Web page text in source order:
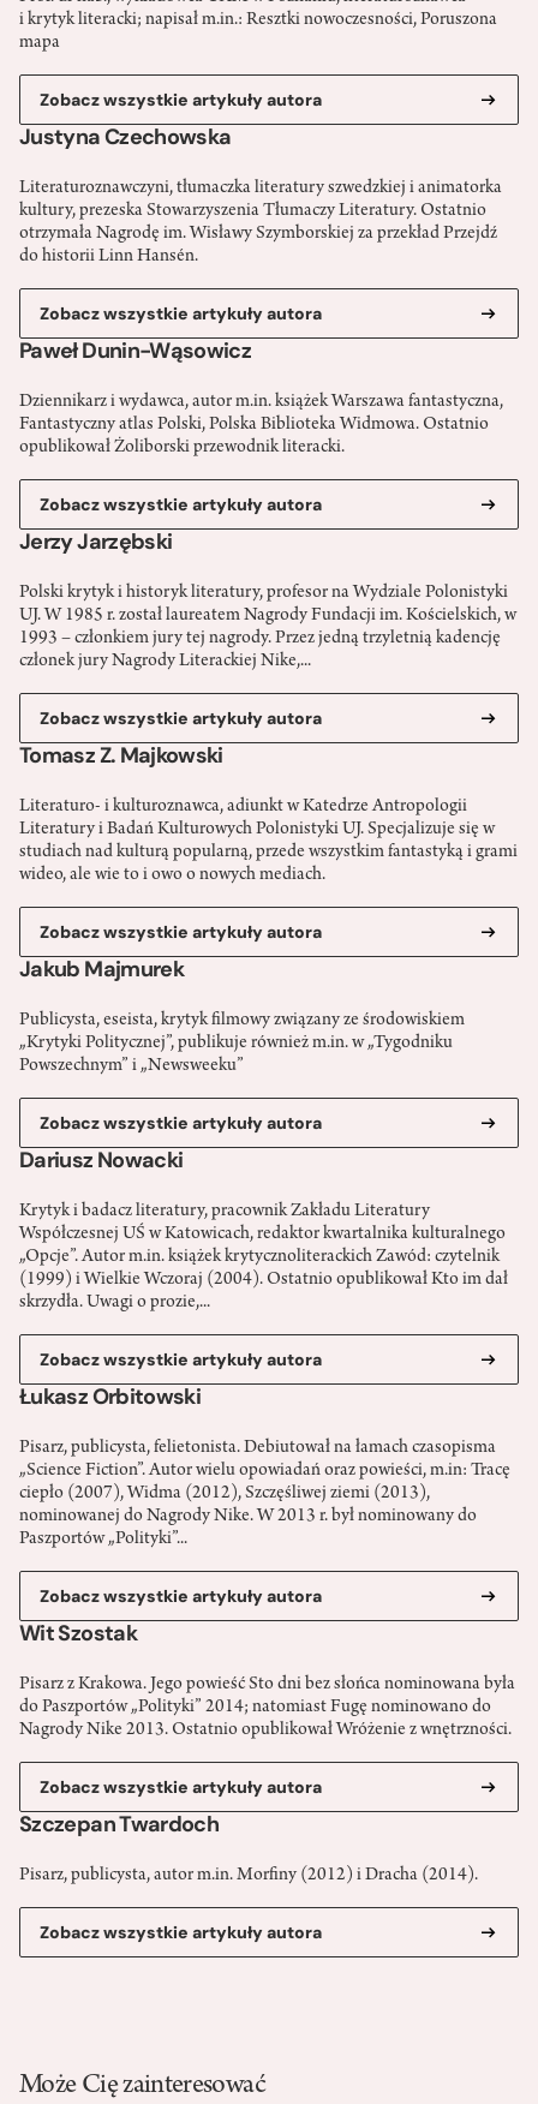
i krytyk literacki; napisał m.in.: Resztki nowoczesności, Poruszona
mapa
Zobacz wszystkie artykuły autora
Justyna Czechowska
Literaturoznawczyni, tłumaczka literatury szwedzkiej i animatorka
kultury, prezeska Stowarzyszenia Tłumaczy Literatury. Ostatnio
otrzymała Nagrodę im. Wisławy Szymborskiej za przekład Przejdź
do historii Linn Hansén.
Zobacz wszystkie artykuły autora
Paweł Dunin-Wąsowicz
Dziennikarz i wydawca, autor m.in. książek Warszawa fantastyczna,
Fantastyczny atlas Polski, Polska Biblioteka Widmowa. Ostatnio
opublikował Żoliborski przewodnik literacki.
Zobacz wszystkie artykuły autora
Jerzy Jarzębski
Polski krytyk i historyk literatury, profesor na Wydziale Polonistyki
UJ. W 1985 r. został laureatem Nagrody Fundacji im. Kościelskich, w
1993 – członkiem jury tej nagrody. Przez jedną trzyletnią kadencję
członek jury Nagrody Literackiej Nike,...
Zobacz wszystkie artykuły autora
Tomasz Z. Majkowski
Literaturo- i kulturoznawca, adiunkt w Katedrze Antropologii
Literatury i Badań Kulturowych Polonistyki UJ. Specjalizuje się w
studiach nad kulturą popularną, przede wszystkim fantastyką i grami
wideo, ale wie to i owo o nowych mediach.
Zobacz wszystkie artykuły autora
Jakub Majmurek
Publicysta, eseista, krytyk filmowy związany ze środowiskiem
„Krytyki Politycznej”, publikuje również m.in. w „Tygodniku
Powszechnym” i „Newsweeku”
Zobacz wszystkie artykuły autora
Dariusz Nowacki
Krytyk i badacz literatury, pracownik Zakładu Literatury
Współczesnej UŚ w Katowicach, redaktor kwartalnika kulturalnego
„Opcje”. Autor m.in. książek krytycznoliterackich Zawód: czytelnik
(1999) i Wielkie Wczoraj (2004). Ostatnio opublikował Kto im dał
skrzydła. Uwagi o prozie,...
Zobacz wszystkie artykuły autora
Łukasz Orbitowski
Pisarz, publicysta, felietonista. Debiutował na łamach czasopisma
„Science Fiction”. Autor wielu opowiadań oraz powieści, m.in: Tracę
ciepło (2007), Widma (2012), Szczęśliwej ziemi (2013),
nominowanej do Nagrody Nike. W 2013 r. był nominowany do
Paszportów „Polityki”...
Zobacz wszystkie artykuły autora
Wit Szostak
Pisarz z Krakowa. Jego powieść Sto dni bez słońca nominowana była
do Paszportów „Polityki” 2014; natomiast Fugę nominowano do
Nagrody Nike 2013. Ostatnio opublikował Wróżenie z wnętrzności.
Zobacz wszystkie artykuły autora
Szczepan Twardoch
Pisarz, publicysta, autor m.in. Morfiny (2012) i Dracha (2014).
Zobacz wszystkie artykuły autora
Może Cię zainteresować